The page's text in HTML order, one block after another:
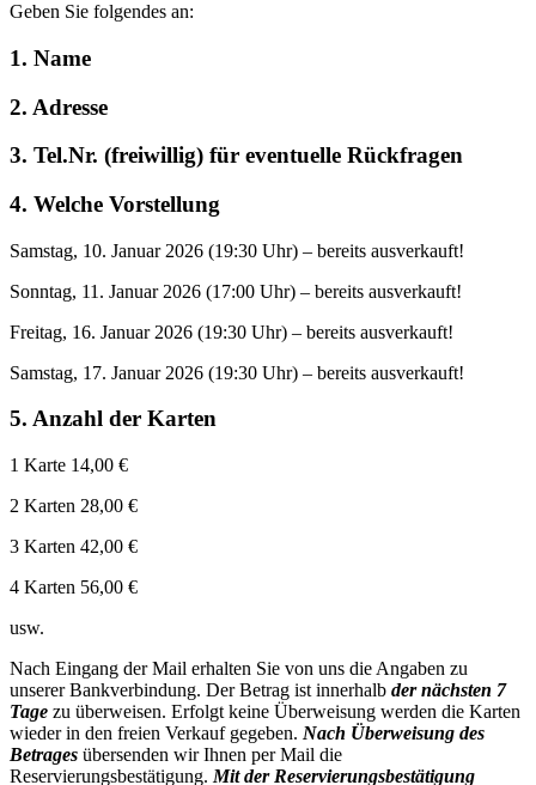
Geben Sie folgendes an:
1. Name
2. Adresse
3. Tel.Nr. (freiwillig) für eventuelle Rückfragen
4. Welche Vorstellung
Samstag, 10. Januar 2026 (19:30 Uhr) – bereits ausverkauft!
Sonntag, 11. Januar 2026 (17:00 Uhr) – bereits ausverkauft!
Freitag, 16. Januar 2026 (19:30 Uhr) – bereits ausverkauft!
Samstag, 17. Januar 2026 (19:30 Uhr) – bereits ausverkauft!
5. Anzahl der Karten
1 Karte 14,00 €
2 Karten 28,00 €
3 Karten 42,00 €
4 Karten 56,00 €
usw.
Nach Eingang der Mail erhalten Sie von uns die Angaben zu
unserer Bankverbindung. Der Betrag ist innerhalb der nächsten 7
Tage zu überweisen. Erfolgt keine Überweisung werden die Karten
wieder in den freien Verkauf gegeben. Nach Überweisung des
Betrages übersenden wir Ihnen per Mail die
Reservierungsbestätigung. Mit der Reservierungsbestätigung